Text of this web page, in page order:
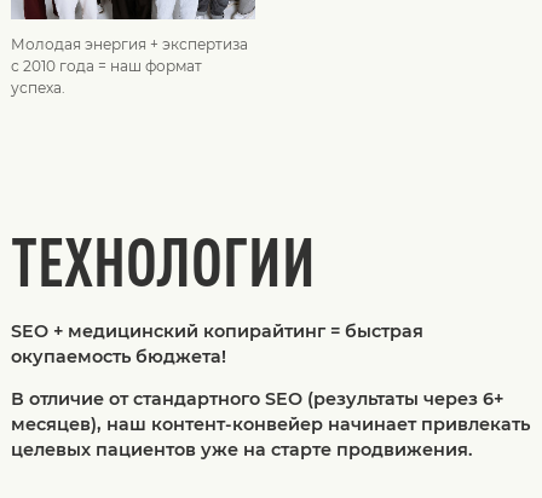
Молодая энергия + экспертиза
с 2010 года = наш формат
успеха.
ТЕХНОЛОГИИ
SEO + медицинский копирайтинг = быстрая
окупаемость бюджета!
В отличие от стандартного SEO (результаты через 6+
месяцев), наш контент-конвейер начинает привлекать
целевых пациентов уже на старте продвижения.